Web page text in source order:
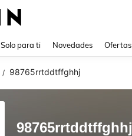
Solo para ti Novedades Ofertas
/ 98765rrtddtffghhj
98765rrtddtffghhj